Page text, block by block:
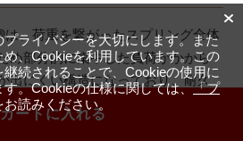
ートに入れる
は、荷重を繋がったスプリング全体
め部分的に集中した負荷がかから
出にくい構造になっており、耐久
。
ライバシーを大切にします。また
、Cookieを利用しています。この
続されることで、Cookieの使用に
。Cookieの仕様に関しては、「プ
お読みください。